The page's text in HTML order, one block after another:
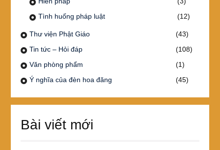
Tình huống pháp luật
(12)
Thư viện Phật Giáo
(43)
Tin tức – Hỏi đáp
(108)
Văn phòng phẩm
(1)
Ý nghĩa của đèn hoa đăng
(45)
Bài viết mới